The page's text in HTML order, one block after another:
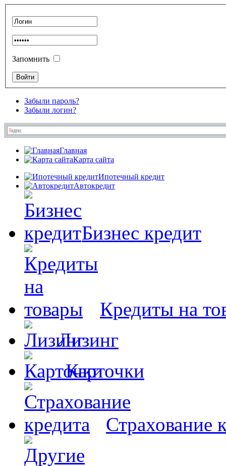
Запомнить
Забыли пароль?
Забыли логин?
Главная
Карта сайта
Ипотечный кредит
Автокредит
Бизнес кредит
Кредиты на
Лизинг
Карточки
Страхование